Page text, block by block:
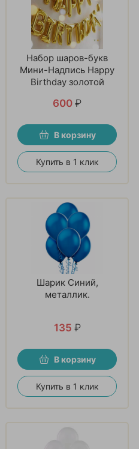
Набор шаров-букв
Мини-Надпись Happy
Birthday золотой
600 ₽
В корзину
Купить в 1 клик
Шарик Синий,
металлик.
135 ₽
В корзину
Купить в 1 клик